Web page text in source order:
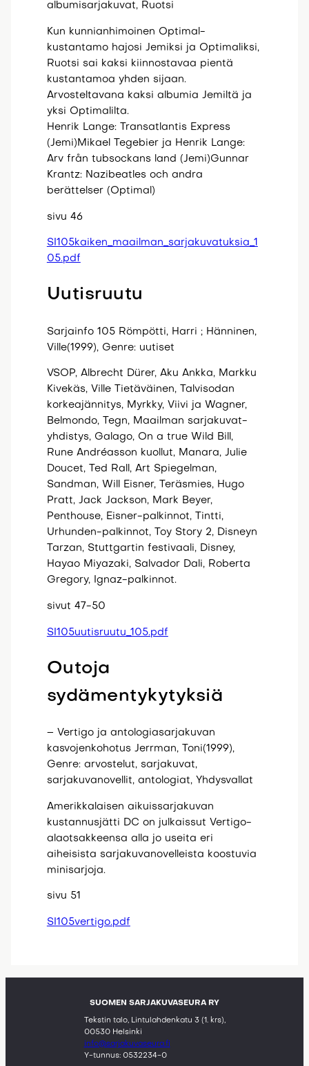
albumisarjakuvat, Ruotsi
Kun kunnianhimoinen Optimal-
kustantamo hajosi Jemiksi ja Optimaliksi,
Ruotsi sai kaksi kiinnostavaa pientä
kustantamoa yhden sijaan.
Arvosteltavana kaksi albumia Jemiltä ja
yksi Optimalilta.
Henrik Lange: Transatlantis Express
(Jemi)Mikael Tegebier ja Henrik Lange:
Arv från tubsockans land (Jemi)Gunnar
Krantz: Nazibeatles och andra
berättelser (Optimal)
sivu 46
SI105kaiken_maailman_sarjakuvatuksia_1
05.pdf
Uutisruutu
Sarjainfo 105 Römpötti, Harri ; Hänninen,
Ville(1999), Genre: uutiset
VSOP, Albrecht Dürer, Aku Ankka, Markku
Kivekäs, Ville Tietäväinen, Talvisodan
korkeajännitys, Myrkky, Viivi ja Wagner,
Belmondo, Tegn, Maailman sarjakuvat-
yhdistys, Galago, On a true Wild Bill,
Rune Andréasson kuollut, Manara, Julie
Doucet, Ted Rall, Art Spiegelman,
Sandman, Will Eisner, Teräsmies, Hugo
Pratt, Jack Jackson, Mark Beyer,
Penthouse, Eisner-palkinnot, Tintti,
Urhunden-palkinnot, Toy Story 2, Disneyn
Tarzan, Stuttgartin festivaali, Disney,
Hayao Miyazaki, Salvador Dali, Roberta
Gregory, Ignaz-palkinnot.
sivut 47-50
SI105uutisruutu_105.pdf
Outoja
sydämentykytyksiä
– Vertigo ja antologiasarjakuvan
kasvojenkohotus Jerrman, Toni(1999),
Genre: arvostelut, sarjakuvat,
sarjakuvanovellit, antologiat, Yhdysvallat
Amerikkalaisen aikuissarjakuvan
kustannusjätti DC on julkaissut Vertigo-
alaotsakkeensa alla jo useita eri
aiheisista sarjakuvanovelleista koostuvia
minisarjoja.
sivu 51
SI105vertigo.pdf
SUOMEN SARJAKUVASEURA RY
Tekstin talo, Lintulahdenkatu 3 (1. krs),
00530 Helsinki
info@sarjakuvaseura.fi
Y-tunnus: 0532234-0